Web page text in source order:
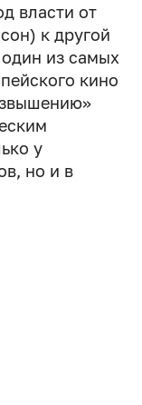
власти от
к другой
из самых
кино
у
но и в